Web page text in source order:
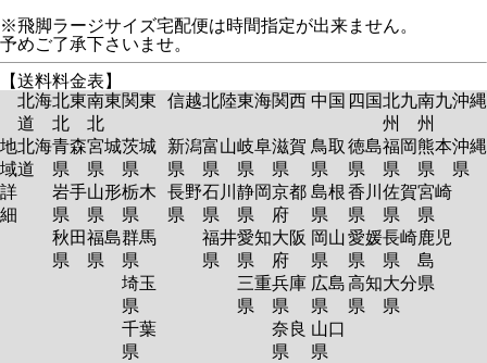
※飛脚ラージサイズ宅配便は時間指定が出来ません。
予めご了承下さいませ。
【送料料金表】
北海
道
北東
北
南東
北
関東 信越北陸東海関西 中国 四国北九
州
南九
州
沖縄
地
域
詳
細
北海
道
青森
県
岩手
県
秋田
県
宮城
県
山形
県
福島
県
茨城
県
栃木
県
群馬
県
埼玉
県
千葉
県
新潟
県
長野
県
富山
県
石川
県
福井
県
岐阜
県
静岡
県
愛知
県
三重
県
滋賀
県
京都
府
大阪
府
兵庫
県
奈良
県
鳥取
県
島根
県
岡山
県
広島
県
山口
県
徳島
県
香川
県
愛媛
県
高知
県
福岡
県
佐賀
県
長崎
県
大分
県
熊本
県
宮崎
県
鹿児
島
県
沖縄
県